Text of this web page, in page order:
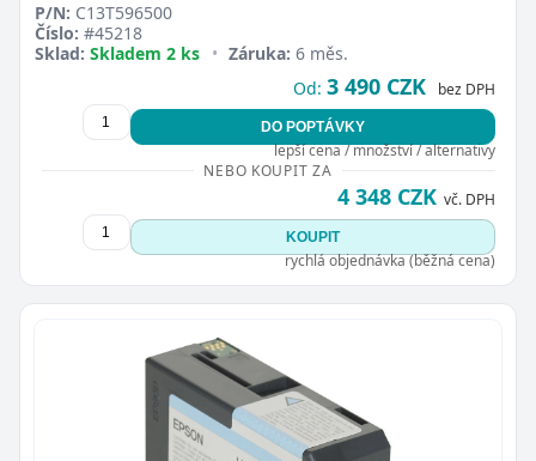
Zavřít
P/N: C13T596500
Číslo: #45218
Sklad: Skladem 2 ks • Záruka: 6 měs.
Od: 3 490 CZK bez DPH
DO POPTÁVKY
lepší cena / množství / alternativy
NEBO KOUPIT ZA
4 348 CZK vč. DPH
KOUPIT
rychlá objednávka (běžná cena)